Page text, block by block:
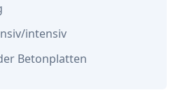
intensiv
Betonplatten